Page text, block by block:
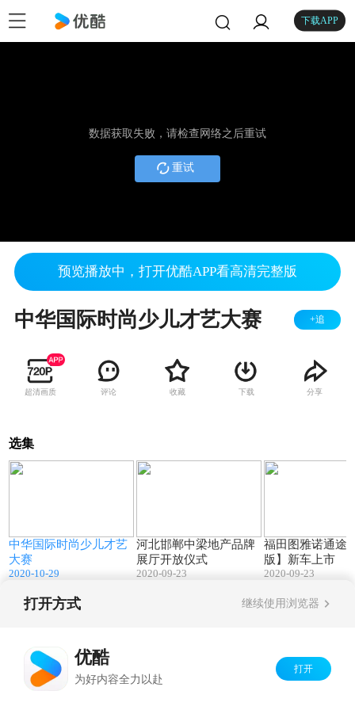
下载APP
数据获取失败，请检查网络之后重试
重试
预览播放中，打开优酷APP看高清完整版
中华国际时尚少儿才艺大赛 +追
超清画质 评论 收藏 下载 分享
选集
中华国际时尚少儿才艺
大赛
2020-10-29
河北邯郸中梁地产品牌
展厅开放仪式
2020-09-23
福田图雅诺通途
版】新车上市
2020-09-23
打开方式 继续使用浏览器
优酷
为好内容全力以赴
打开